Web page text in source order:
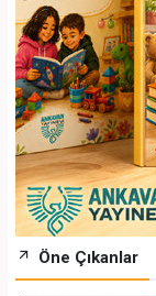
Öne Çıkanlar